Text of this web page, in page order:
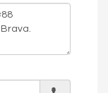
a Balneário
especiais:
com alto padrão,